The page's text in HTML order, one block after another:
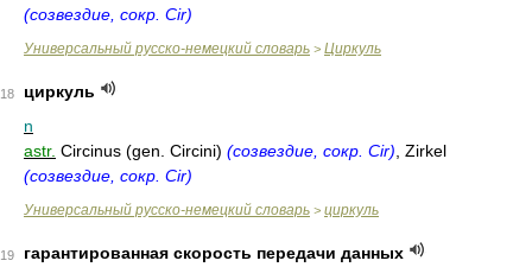
(созвездие, сокр. Cir)
Универсальный русско-немецкий словарь > Циркуль
18
циркуль
n
astr. Circinus (gen. Circini) (созвездие, сокр. Cir) , Zirkel
(созвездие, сокр. Cir)
Универсальный русско-немецкий словарь > циркуль
19
гарантированная скорость передачи данных